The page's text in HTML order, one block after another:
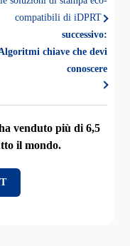
compatibili di iDPRT
successivo:
chiave che devi
conoscere
venduto più di 6,5
il mondo.